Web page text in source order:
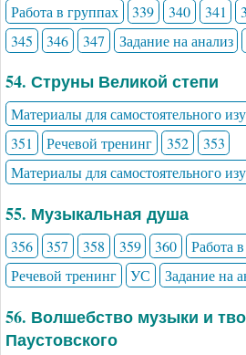
Работа в группах
339 340 341
345
346 347 Задание на анализ
54. Струны Великой степи
Материалы для самостоятельного
351
Речевой тренинг 352
353
Материалы для самостоятельного
55. Музыкальная душа
356 357 358 359 360 Работа
Речевой тренинг
УС Задание на
56. Волшебство музыки и
Паустовского